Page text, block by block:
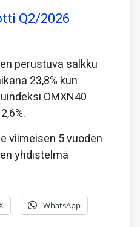
Q2/2026
perustuva salkku
23,8% kun
OMXN40
viimeisen 5 vuoden
yhdistelmä
WhatsApp